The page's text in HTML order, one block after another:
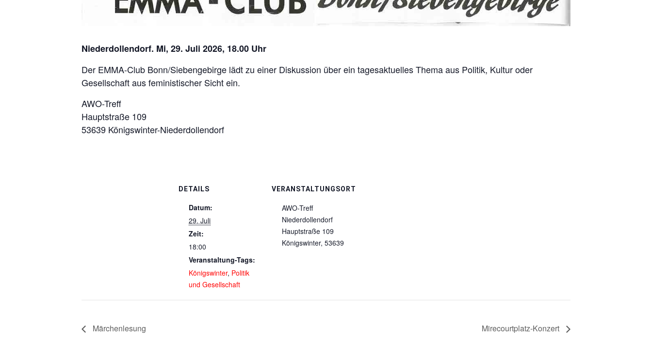
Niederdollendorf. Mi, 29. Juli 2026, 18.00 Uhr
Der EMMA-Club Bonn/Siebengebirge lädt zu einer Diskussion über ein tagesaktuelles Thema aus Politik, Kultur oder
Gesellschaft aus feministischer Sicht ein.
AWO-Treff
Hauptstraße 109
53639 Königswinter-Niederdollendorf
DETAILS
Datum:
29. Juli
Zeit:
18:00
Veranstaltung-Tags:
Königswinter, Politik
und Gesellschaft
VERANSTALTUNGSORT
AWO-Treff
Niederdollendorf
Hauptstraße 109
Königswinter, 53639
Märchenlesung Mirecourtplatz-Konzert